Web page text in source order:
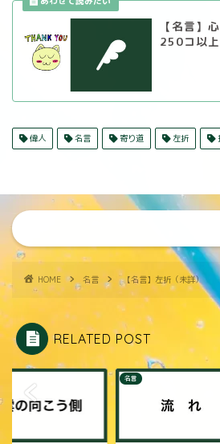
【名言】
250コ以
偉人 名言 寄り道 左折
HOME 名言 【名言】左折（未詳）
RELATED POST
名言